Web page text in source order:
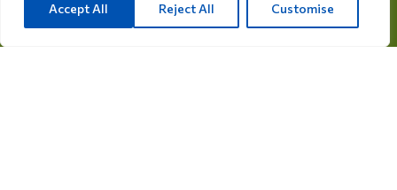
Customise
Reject All
Accept All